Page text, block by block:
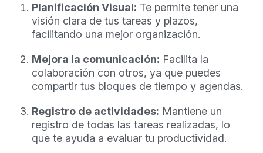
Planificación Visual: Te permite tener una
visión clara de tus tareas y plazos,
facilitando una mejor organización.
Mejora la comunicación: Facilita la
colaboración con otros, ya que puedes
compartir tus bloques de tiempo y agendas.
Registro de actividades: Mantiene un
registro de todas las tareas realizadas, lo
que te ayuda a evaluar tu productividad.